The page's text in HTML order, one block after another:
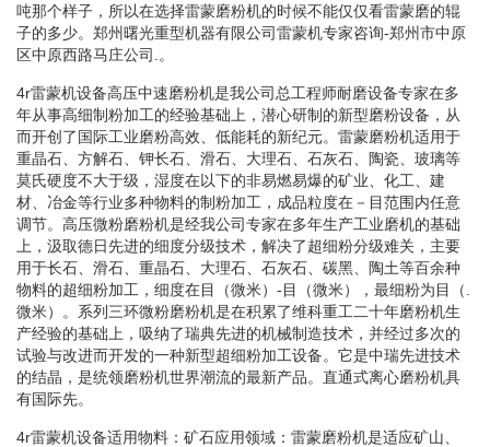
吨那个样子，所以在选择雷蒙磨粉机的时候不能仅仅看雷蒙磨的辊
子的多少。郑州曙光重型机器有限公司雷蒙机专家咨询-郑州市中原
区中原西路马庄公司.。
4r雷蒙机设备高压中速磨粉机是我公司总工程师耐磨设备专家在多
年从事高细制粉加工的经验基础上，潜心研制的新型磨粉设备，从
而开创了国际工业磨粉高效、低能耗的新纪元。雷蒙磨粉机适用于
重晶石、方解石、钾长石、滑石、大理石、石灰石、陶瓷、玻璃等
莫氏硬度不大于级，湿度在以下的非易燃易爆的矿业、化工、建
材、冶金等行业多种物料的制粉加工，成品粒度在－目范围内任意
调节。高压微粉磨粉机是经我公司专家在多年生产工业磨机的基础
上，汲取德日先进的细度分级技术，解决了超细粉分级难关，主要
用于长石、滑石、重晶石、大理石、石灰石、碳黑、陶土等百余种
物料的超细粉加工，细度在目（微米）-目（微米），最细粉为目（.
微米）。系列三环微粉磨粉机是在积累了维科重工二十年磨粉机生
产经验的基础上，吸纳了瑞典先进的机械制造技术，并经过多次的
试验与改进而开发的一种新型超细粉加工设备。它是中瑞先进技术
的结晶，是统领磨粉机世界潮流的最新产品。直通式离心磨粉机具
有国际先。
4r雷蒙机设备适用物料：矿石应用领域：雷蒙磨粉机是适应矿山、